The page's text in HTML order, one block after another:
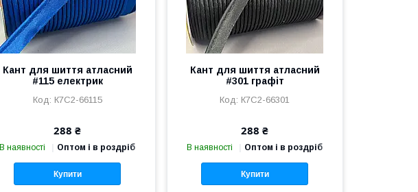
Кант для шиття атласний
#115 електрик
К7С2-66115
288 ₴
В наявності Оптом і в роздріб
Купити
Кант для шиття атласний
#301 графіт
К7С2-66301
288 ₴
В наявності Оптом і в роздріб
Купити